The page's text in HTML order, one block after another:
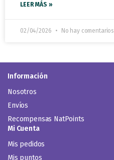
LEER MÁS »
02/04/2026 No hay comentarios
Información
Nosotros
Envíos
Recompensas NatPoints
Mi Cuenta
Mis pedidos
Mis puntos